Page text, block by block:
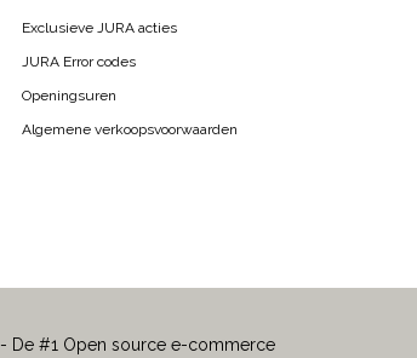
Exclusieve JURA acties
JURA Error codes
Openingsuren
Algemene verkoopsvoorwaarden
- De #1 Open source e-commerce